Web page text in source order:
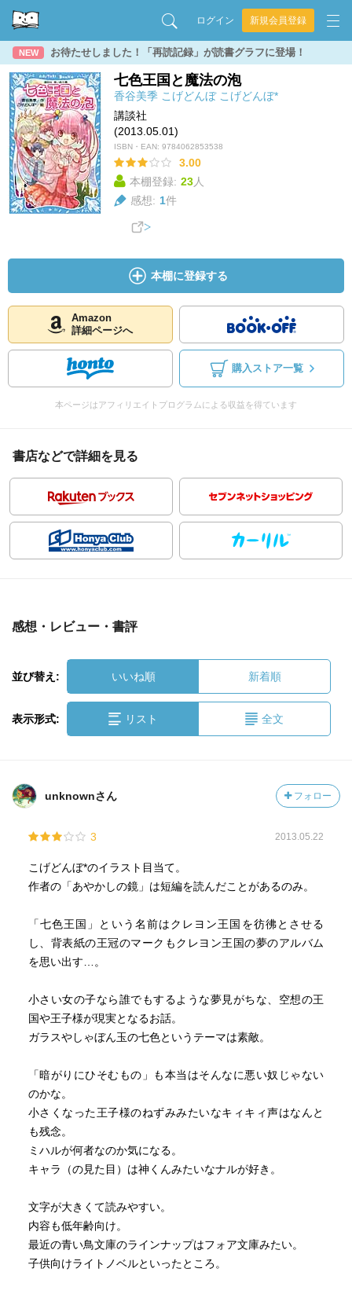
ログイン 新規会員登録
NEW お待たせしました！「再読記録」が読書グラフに登場！
七色王国と魔法の泡
香谷美季 こげどんぼ こげどんぼ*
講談社
(2013.05.01)
ISBN・EAN: 9784062853538
3.00
本棚登録: 23人
感想: 1件
本棚に登録する
Amazon
詳細ページへ
購入ストア一覧
本ページはアフィリエイトプログラムによる収益を得ています
書店などで詳細を見る
感想・レビュー・書評
並び替え: いいね順 新着順
表示形式: リスト 全文
unknownさん フォロー
3 2013.05.22
こげどんぼ*のイラスト目当て。
作者の「あやかしの鏡」は短編を読んだことがあるのみ。
「七色王国」という名前はクレヨン王国を彷彿とさせる
し、背表紙の王冠のマークもクレヨン王国の夢のアルバム
を思い出す…。
小さい女の子なら誰でもするような夢見がちな、空想の王
国や王子様が現実となるお話。
ガラスやしゃぼん玉の七色というテーマは素敵。
「暗がりにひそむもの」も本当はそんなに悪い奴じゃない
のかな。
小さくなった王子様のねずみみたいなキィキィ声はなんと
も残念。
ミハルが何者なのか気になる。
キャラ（の見た目）は神くんみたいなナルが好き。
文字が大きくて読みやすい。
内容も低年齢向け。
最近の青い鳥文庫のラインナップはフォア文庫みたい。
子供向けライトノベルといったところ。